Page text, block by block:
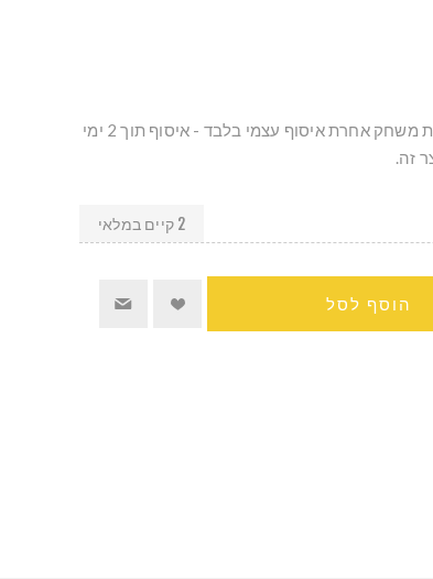
שולחן גיימינג איכותי ומקצועי לחווית משחק אחרת איסוף עצמי בלבד - איסוף תוך 2 ימי
זה.
2 קיים במלאי
הוסף לסל